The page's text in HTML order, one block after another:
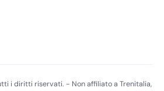
i diritti riservati. - Non affiliato a Trenitalia,